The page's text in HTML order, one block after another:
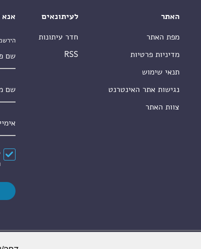
האתר
מפת האתר
מדיניות פרטיות
תנאי שימוש
נגישות אתר האינטרנט
צוות האתר
לעיתונאים
חדר עיתונות
RSS
אנא